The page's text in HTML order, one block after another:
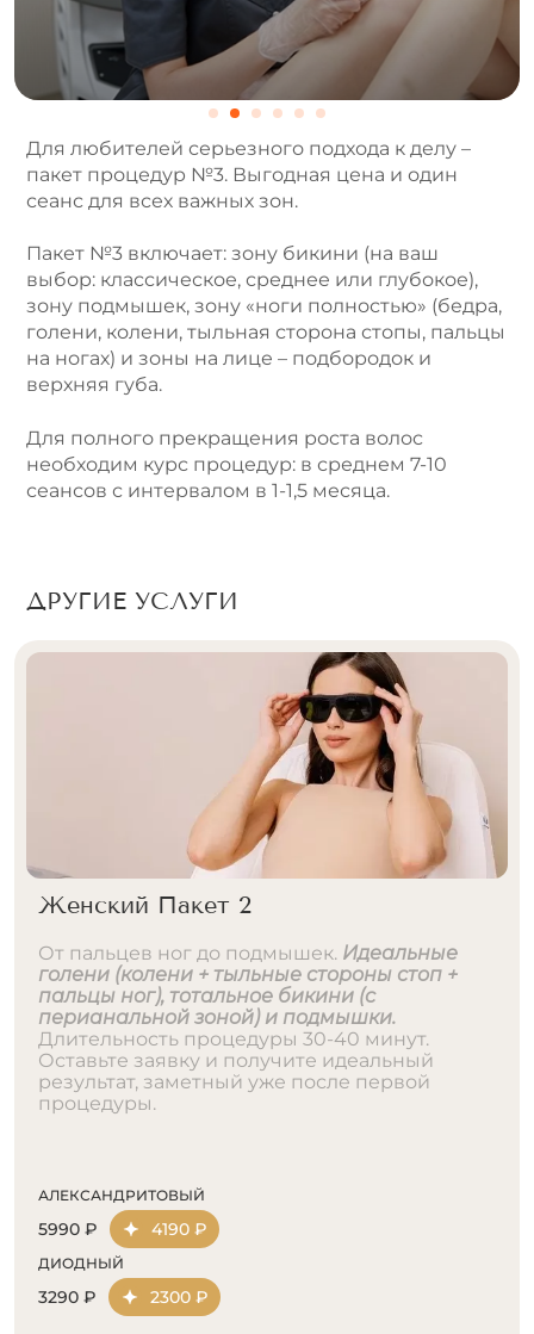
Для любителей серьезного подхода к делу –
пакет процедур №3. Выгодная цена и один
сеанс для всех важных зон.
Пакет №3 включает: зону бикини (на ваш
выбор: классическое, среднее или глубокое),
зону подмышек, зону «ноги полностью» (бедра,
голени, колени, тыльная сторона стопы, пальцы
на ногах) и зоны на лице – подбородок и
верхняя губа.
Для полного прекращения роста волос
необходим курс процедур: в среднем 7-10
сеансов с интервалом в 1-1,5 месяца.
ДРУГИЕ УСЛУГИ
Женский Пакет 2
От пальцев ног до подмышек. Идеальные
голени (колени + тыльные стороны стоп +
пальцы ног), тотальное бикини (с
перианальной зоной) и подмышки.
Длительность процедуры 30-40 минут.
Оставьте заявку и получите идеальный
результат, заметный уже после первой
процедуры.
АЛЕКСАНДРИТОВЫЙ
5990 ₽ 4190 ₽
ДИОДНЫЙ
3290 ₽ 2300 ₽